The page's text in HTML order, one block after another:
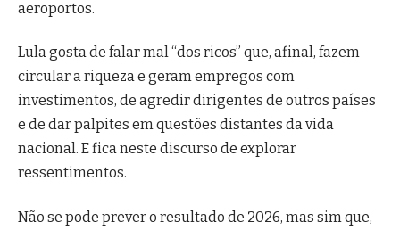
aeroportos.
Lula gosta de falar mal “dos ricos” que, afinal, fazem
circular a riqueza e geram empregos com
investimentos, de agredir dirigentes de outros países
e de dar palpites em questões distantes da vida
nacional. E fica neste discurso de explorar
ressentimentos.
Não se pode prever o resultado de 2026, mas sim que,